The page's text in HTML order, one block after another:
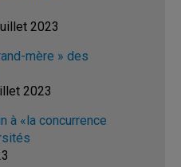
2023
mère » des
2023
à «la concurrence